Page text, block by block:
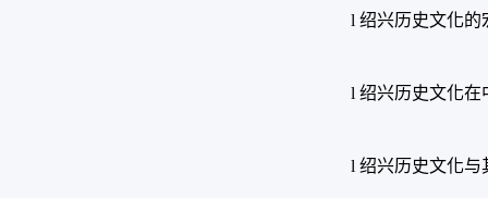
l 绍兴历史文化的
l 绍兴历史文化在
l 绍兴历史文化与